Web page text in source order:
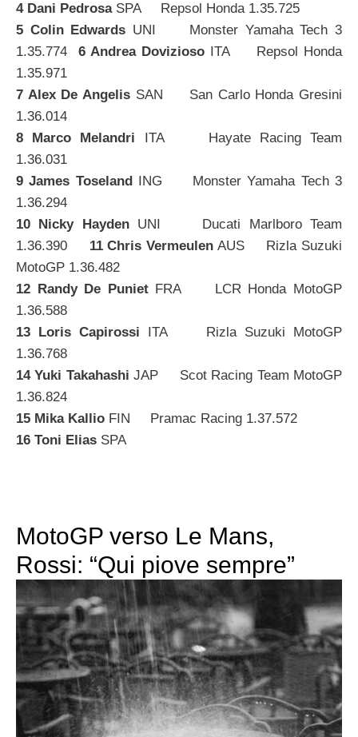
4 Dani Pedrosa SPA Repsol Honda 1.35.725
5 Colin Edwards UNI Monster Yamaha Tech 3
1.35.774 6 Andrea DoviziosoITA Repsol Honda
1.35.971
7 Alex De Angelis SAN San Carlo Honda Gresini
1.36.014
8 Marco Melandri ITA Hayate Racing Team
1.36.031
9 James Toseland
ING Monster Yamaha Tech 3
1.36.294
10 Nicky Hayden UNI Ducati Marlboro Team
1.36.390 11 Chris Vermeulen AUS Rizla Suzuki
MotoGP 1.36.482
12 Randy De PunietFRA LCR Honda MotoGP
1.36.588
13 Loris Capirossi ITA Rizla Suzuki MotoGP
1.36.768
14 Yuki Takahashi JAP Scot Racing Team MotoGP
1.36.824
15 Mika Kallio FIN Pramac Racing 1.37.572
16 Toni Elias SPA
MotoGP verso Le Mans,
Rossi: “Qui piove sempre”